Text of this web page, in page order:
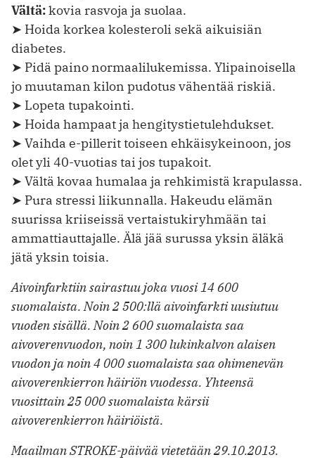
Vältä:kovia rasvoja ja suolaa.
➤ Hoida korkea kolesteroli sekä aikuisiän
diabetes.
➤ Pidä paino normaalilukemissa. Ylipainoisella
jo muutaman kilon pudotus vähentää riskiä.
➤ Lopeta tupakointi.
➤ Hoida hampaat ja hengitystietulehdukset.
➤ Vaihda e-pillerit toiseen ehkäisykeinoon, jos
olet yli 40-vuotias tai jos tupakoit.
➤ Vältä kovaa humalaa ja rehkimistä krapulassa.
➤ Pura stressi liikunnalla. Hakeudu elämän
suurissa kriiseissä vertaistukiryhmään tai
ammattiauttajalle. Älä jää surussa yksin äläkä
jätä yksin toisia.
Aivoinfarktiin sairastuu joka vuosi 14 600
suomalaista. Noin 2 500:llä aivoinfarkti uusiutuu
vuoden sisällä. Noin 2 600 suomalaista saa
aivoverenvuodon, noin 1 300 lukinkalvon alaisen
vuodon ja noin 4 000 suomalaista saa ohimenevän
aivoverenkierron häiriön vuodessa. Yhteensä
vuosittain 25 000 suomalaista kärsii
aivoverenkierron häiriöistä.
Maailman STROKE-päivää vietetään 29.10.2013.